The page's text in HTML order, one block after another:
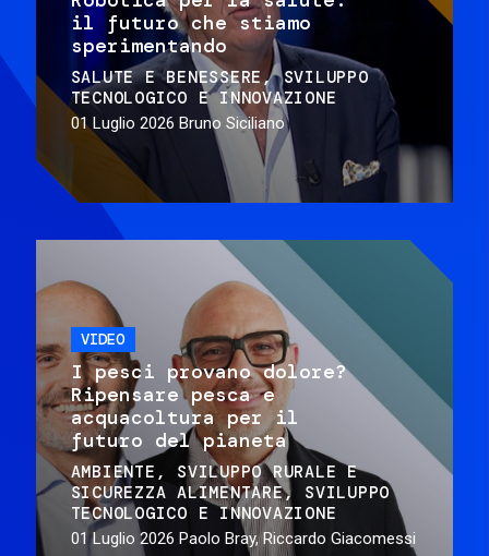
il futuro che stiamo
sperimentando
SALUTE E BENESSERE
SVILUPPO
TECNOLOGICO E INNOVAZIONE
01 Luglio 2026 Bruno Siciliano
VIDEO
I pesci provano dolore?
Ripensare pesca e
acquacoltura per il
futuro del pianeta
AMBIENTE
SVILUPPO RURALE E
SICUREZZA ALIMENTARE
SVILUPPO
TECNOLOGICO E INNOVAZIONE
01 Luglio 2026 Paolo Bray, Riccardo Giacomessi